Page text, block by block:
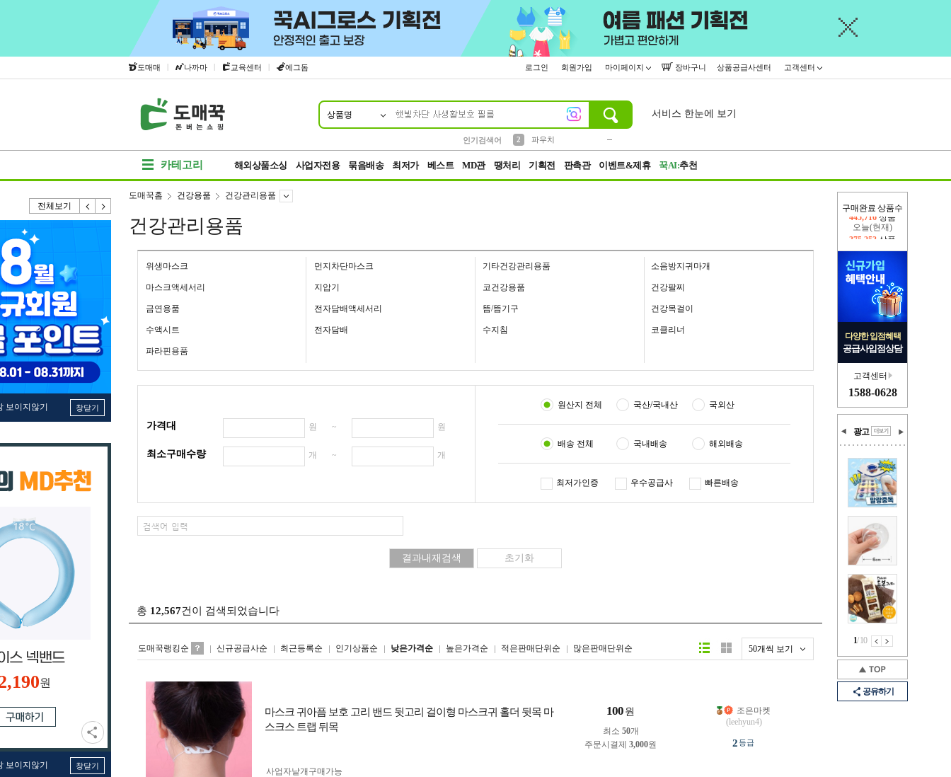
도매매 | 나까마 | 교육센터 | 에그돔 로그인 회원가입 마이페이지 장바구니 상품공급사센터 고객센터
상품명
인기검색어
2
파우치
서비스 한눈에 보기
카테고리 해외상품소싱 사업자전용 묶음배송 최저가 베스트 MD관 땡처리 기획전 판촉관 이벤트&제휴 꾹AI:추천
전체보기
보이지않기 창닫기
원
보이지않기 창닫기
구매완료 상품수
오늘(현재)
375,253 상품
다양한 입점혜택
공급사입점상담
고객센터
1588-0628
광고
1/10
공유하기
도매꾹홈 건강용품 건강관리용품
건강관리용품
위생마스크 먼지차단마스크 기타건강관리용품 소음방지귀마개
마스크액세서리 지압기 코건강용품 건강팔찌
금연용품 전자담배액세서리 뜸/뜸기구 건강목걸이
수액시트 전자담배 수지침 코클리너
파라핀용품
가격대 원 ~ 원
최소구매수량 개 ~ 개
원산지 전체 국산/국내산 국외산
배송 전체 국내배송 해외배송
최저가인증 우수공급사 빠른배송
총 12,567건이 검색되었습니다
도매꾹랭킹순 신규공급사순 최근등록순 인기상품순 낮은가격순 높은가격순 적은판매단위순 많은판매단위순 50개씩 보기
리스트형갤러리형
마스크 귀아픔 보호 고리 밴드 뒷고리 걸이형 마스크귀 홀더 뒷목 마
스크스 트랩 뒤목
100 원
최소 50개
주문시결제 3,000원
사업자 낱개구매가능
조은마켓
(leehyun4)
2등급